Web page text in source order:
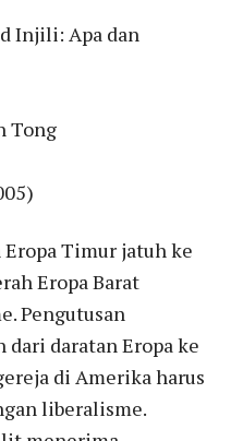
Injili: Apa dan
Tong
Eropa Timur jatuh ke
Eropa Barat
Pengutusan
daratan Eropa ke
di Amerika harus
liberalisme.